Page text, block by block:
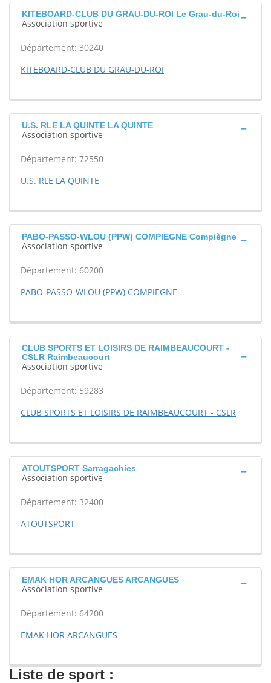
KITEBOARD-CLUB DU GRAU-DU-ROI Le Grau-du-Roi
Association sportive
Département: 30240
KITEBOARD-CLUB DU GRAU-DU-ROI
U.S. RLE LA QUINTE LA QUINTE
Association sportive
Département: 72550
U.S. RLE LA QUINTE
PABO-PASSO-WLOU (PPW) COMPIEGNE Compiègne
Association sportive
Département: 60200
PABO-PASSO-WLOU (PPW) COMPIEGNE
CLUB SPORTS ET LOISIRS DE RAIMBEAUCOURT -
CSLR Raimbeaucourt
Association sportive
Département: 59283
CLUB SPORTS ET LOISIRS DE RAIMBEAUCOURT - CSLR
ATOUTSPORT Sarragachies
Association sportive
Département: 32400
ATOUTSPORT
EMAK HOR ARCANGUES ARCANGUES
Association sportive
Département: 64200
EMAK HOR ARCANGUES
Liste de sport :